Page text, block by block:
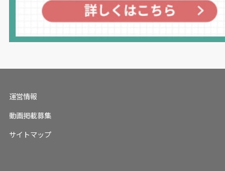
運営情報
動画掲載募集
サイトマップ